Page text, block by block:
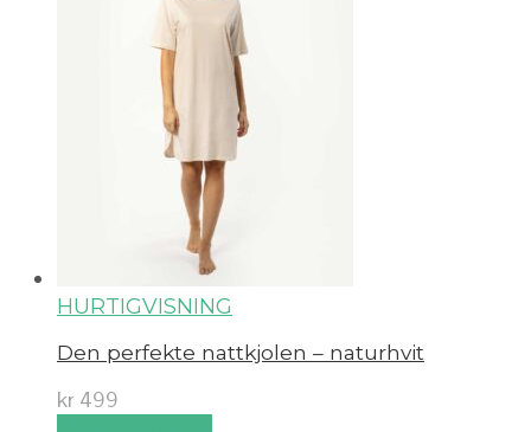
HURTIGVISNING
Den perfekte nattkjolen – naturhvit
kr 499